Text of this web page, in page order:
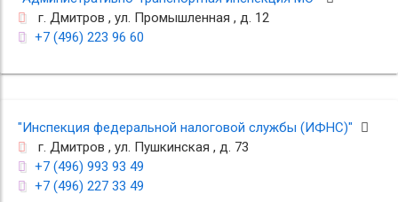
г. Дмитров , ул. Промышленная , д. 12
+7 (496) 223 96 60
"Инспекция федеральной налоговой службы (ИФНС)"
г. Дмитров , ул. Пушкинская , д. 73
+7 (496) 993 93 49
+7 (496) 227 33 49